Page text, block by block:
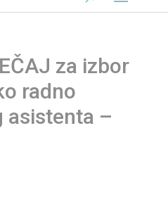
za izbor
radno
asistenta –